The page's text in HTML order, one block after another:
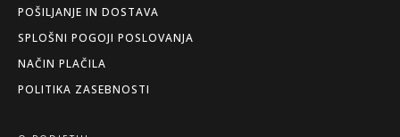
POŠILJANJE IN DOSTAVA
SPLOŠNI POGOJI POSLOVANJA
NAČIN PLAČILA
POLITIKA ZASEBNOSTI